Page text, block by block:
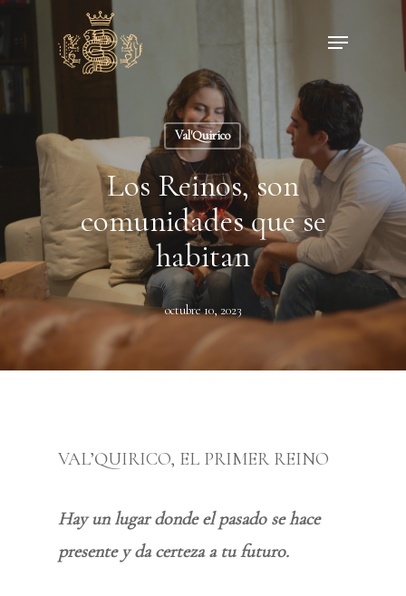
content
Menu
Val'Quirico
Los Reinos, son
comunidades que se
habitan
octubre 10, 2023
VAL’QUIRICO, EL PRIMER REINO
Hay un lugar donde el pasado se hace
presente y da certeza a tu futuro.